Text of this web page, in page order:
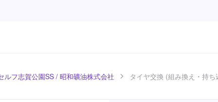
ルフ志賀公園SS / 昭和礦油株式会社 タイヤ交換 (組み換え・持ち